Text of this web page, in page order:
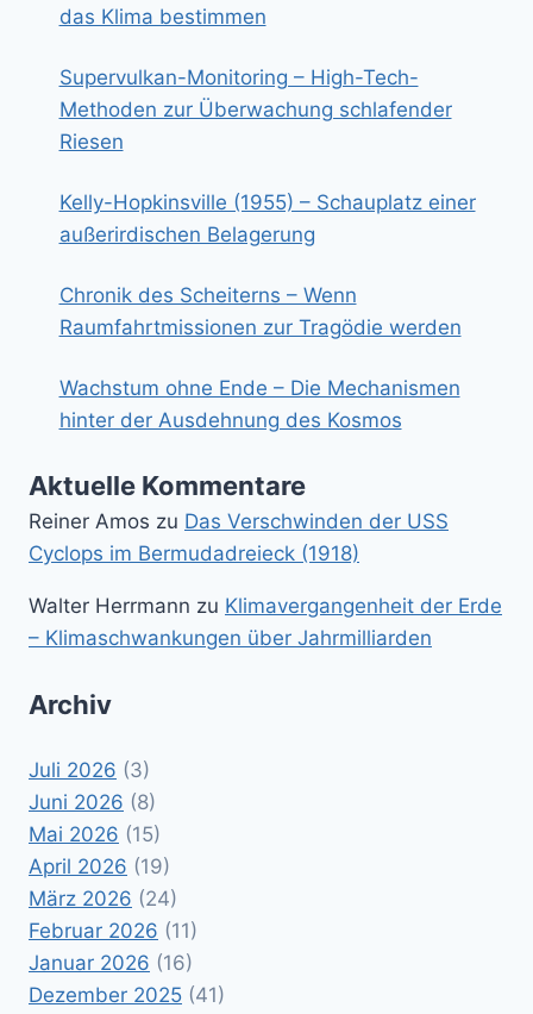
das Klima bestimmen
Supervulkan-Monitoring – High-Tech-
Methoden zur Überwachung schlafender
Riesen
Kelly-Hopkinsville (1955) – Schauplatz einer
außerirdischen Belagerung
Chronik des Scheiterns – Wenn
Raumfahrtmissionen zur Tragödie werden
Wachstum ohne Ende – Die Mechanismen
hinter der Ausdehnung des Kosmos
Aktuelle Kommentare
Reiner Amos zu Das Verschwinden der USS
Cyclops im Bermudadreieck (1918)
Walter Herrmann zu Klimavergangenheit der Erde
– Klimaschwankungen über Jahrmilliarden
Archiv
Juli 2026 (3)
Juni 2026 (8)
Mai 2026 (15)
April 2026 (19)
März 2026 (24)
Februar 2026 (11)
Januar 2026 (16)
Dezember 2025 (41)